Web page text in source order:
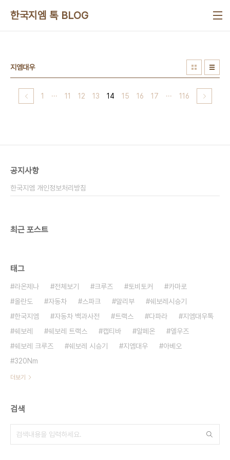
한국지엠 톡 BLOG
지엠대우
1 ··· 11 12 13 14 15 16 17 ··· 116
공지사항
한국지엠 개인정보처리방침
최근 포스트
태그
라온제나 전체보기 크루즈 토비토커
카마로
올란도
자동차 스파크 말리부
쉐보레시승기
한국지엠
자동차 백과사전 트랙스 다파라
지엠대우톡
쉐보레
쉐보레 트랙스 캡티바 알페온
엘우즈
쉐보레 크루즈
쉐보레 시승기 지엠대우
아베오
320Nm
더보기
검색